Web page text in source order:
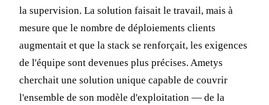
la supervision. La solution faisait le travail, mais à
mesure que le nombre de déploiements clients
augmentait et que la stack se renforçait, les exigences
de l'équipe sont devenues plus précises. Ametys
cherchait une solution unique capable de couvrir
l'ensemble de son modèle d'exploitation — de la